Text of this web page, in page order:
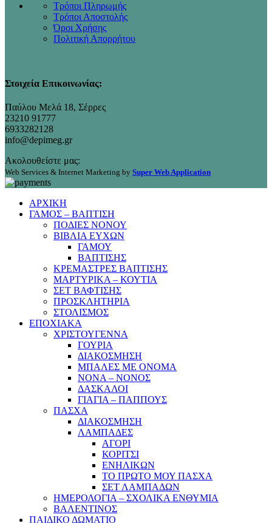
Τρόποι Πληρωμής
Τρόποι Αποστολής
Όροι Χρήσης
Πολιτική Απορρήτου
Στοιχεία Επικοινωνίας:
Παύλου Μελά 18, Σέρρες
23210 91777
6933282128
info@depimeg.gr
Ακολουθείστε μας:
Web Services & Internet Marketing by Super Web Application
ΑΡΧΙΚΗ
ΓΑΜΟΣ – ΒΑΠΤΙΣΗ
ΠΟΔΙΕΣ ΝΟΝΟΥ
ΒΙΒΛΙΑ ΕΥΧΩΝ
ΓΑΜΟΥ
ΒΑΠΤΙΣΗΣ
ΚΡΕΜΑΣΤΡΕΣ ΒΑΠΤΙΣΗΣ
ΜΑΡΤΥΡΙΚΑ – ΚΟΥΤΙΑ
ΣΕΤ ΒΑΦΤΙΣΗΣ
ΠΡΟΣΚΛΗΤΗΡΙΑ
ΣΤΟΛΙΣΜΟΣ
ΕΠΟΧΙΑΚΑ
ΧΡΙΣΤΟΥΓΕΝΝΑ
ΓΟΥΡΙΑ
ΔΙΑΚΟΣΜΗΣΗ
ΜΠΑΛΕΣ ΜΕ ΟΝΟΜΑ
ΝΟΝΑ – ΝΟΝΟΣ
ΔΑΣΚΑΛΟΙ
ΓΙΑΓΙΑ – ΠΑΠΠΟΥΣ
ΠΑΣΧΑ
ΔΙΑΚΟΣΜΗΣΗ
ΛΑΜΠΑΔΕΣ
ΑΓΟΡΙ
ΚΟΡΙΤΣΙ
ΕΝΗΛΙΚΩΝ
ΤΟ ΠΡΩΤΟ ΜΟΥ ΠΑΣΧΑ
ΣΕΤ ΛΑΜΠΑΔΩΝ
ΗΜΕΡΟΛΟΓΙΑ – ΣΧΟΛΙΚΑ ΕΝΘΥΜΙΑ
ΒΑΛΕΝΤΙΝΟΣ
ΠΑΙΔΙΚΟ ΔΩΜΑΤΙΟ